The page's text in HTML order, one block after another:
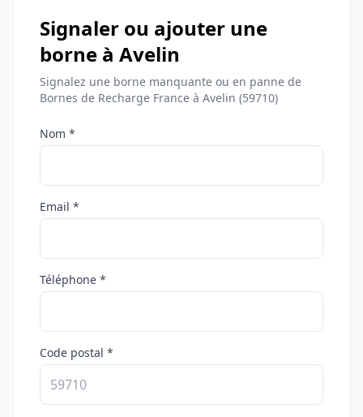
Signaler ou ajouter une
borne à Avelin
Signalez une borne manquante ou en panne de
Bornes de Recharge France à Avelin (59710)
Nom *
Email *
Téléphone *
Code postal *